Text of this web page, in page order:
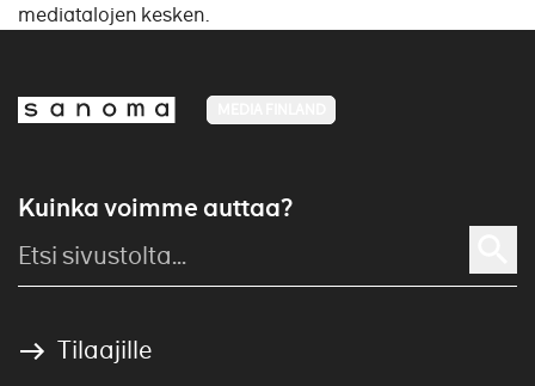
mediatalojen kesken.
Kuinka voimme auttaa?
Tilaajille